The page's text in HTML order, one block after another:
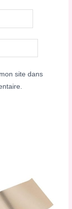
site dans